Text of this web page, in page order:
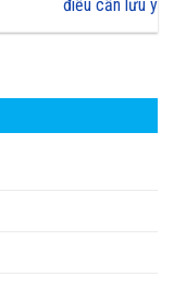
điều cần lưu ý